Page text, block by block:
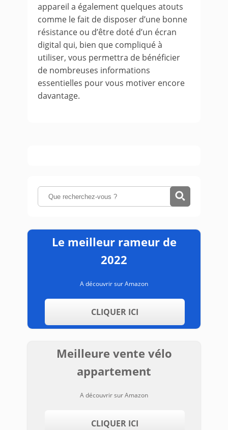
appareil a également quelques atouts
comme le fait de disposer d’une bonne
résistance ou d’être doté d’un écran
digital qui, bien que compliqué à
utiliser, vous permettra de bénéficier
de nombreuses informations
essentielles pour vous motiver encore
davantage.
Le meilleur rameur de
2022
A découvrir sur Amazon
CLIQUER ICI
Meilleure vente vélo
appartement
A découvrir sur Amazon
CLIQUER ICI